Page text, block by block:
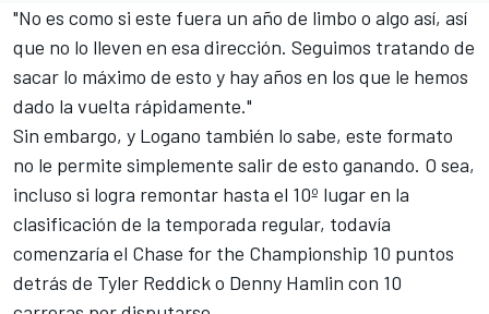
"No es como si este fuera un año de limbo o algo así, así
que no lo lleven en esa dirección. Seguimos tratando de
sacar lo máximo de esto y hay años en los que le hemos
dado la vuelta rápidamente."
Sin embargo, y Logano también lo sabe, este formato
no le permite simplemente salir de esto ganando. O sea,
incluso si logra remontar hasta el 10º lugar en la
clasificación de la temporada regular, todavía
comenzaría el Chase for the Championship 10 puntos
detrás de Tyler Reddicko Denny Hamlin con 10